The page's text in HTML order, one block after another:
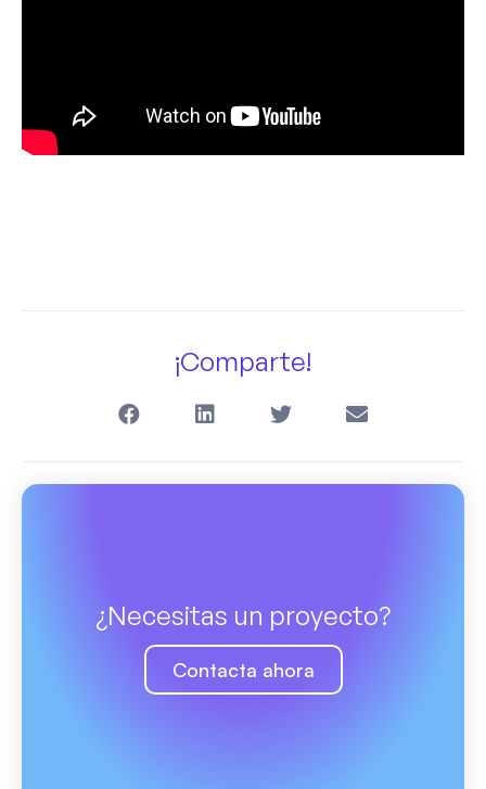
¡Comparte!
¿Necesitas un proyecto?
Contacta ahora